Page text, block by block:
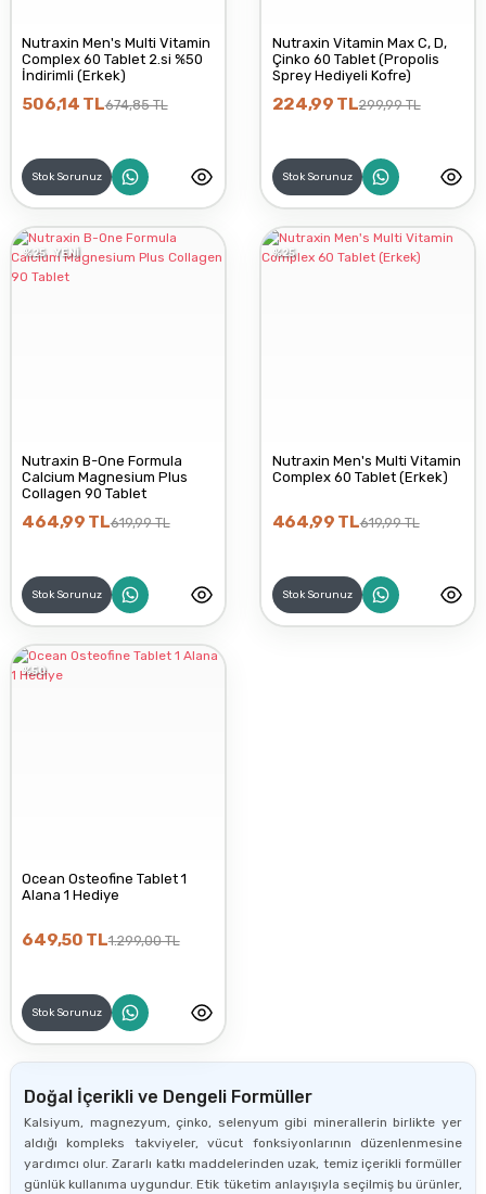
Nutraxin Men's Multi Vitamin
Complex 60 Tablet 2.si %50
İndirimli (Erkek)
506,14 TL674,85 TL
Stok Sorunuz
Nutraxin Vitamin Max C, D,
Çinko 60 Tablet (Propolis
Sprey Hediyeli Kofre)
224,99 TL299,99 TL
Stok Sorunuz
%25 YENİ
Nutraxin B-One Formula
Calcium Magnesium Plus
Collagen 90 Tablet
464,99 TL619,99 TL
Stok Sorunuz
%25
Nutraxin Men's Multi Vitamin
Complex 60 Tablet (Erkek)
464,99 TL619,99 TL
Stok Sorunuz
%50
Ocean Osteofine Tablet 1
Alana 1 Hediye
649,50 TL1.299,00 TL
Stok Sorunuz
Doğal İçerikli ve Dengeli Formüller
Kalsiyum, magnezyum, çinko, selenyum gibi minerallerin birlikte yer
aldığı kompleks takviyeler, vücut fonksiyonlarının düzenlenmesine
yardımcı olur. Zararlı katkı maddelerinden uzak, temiz içerikli formüller
günlük kullanıma uygundur. Etik tüketim anlayışıyla seçilmiş bu ürünler,